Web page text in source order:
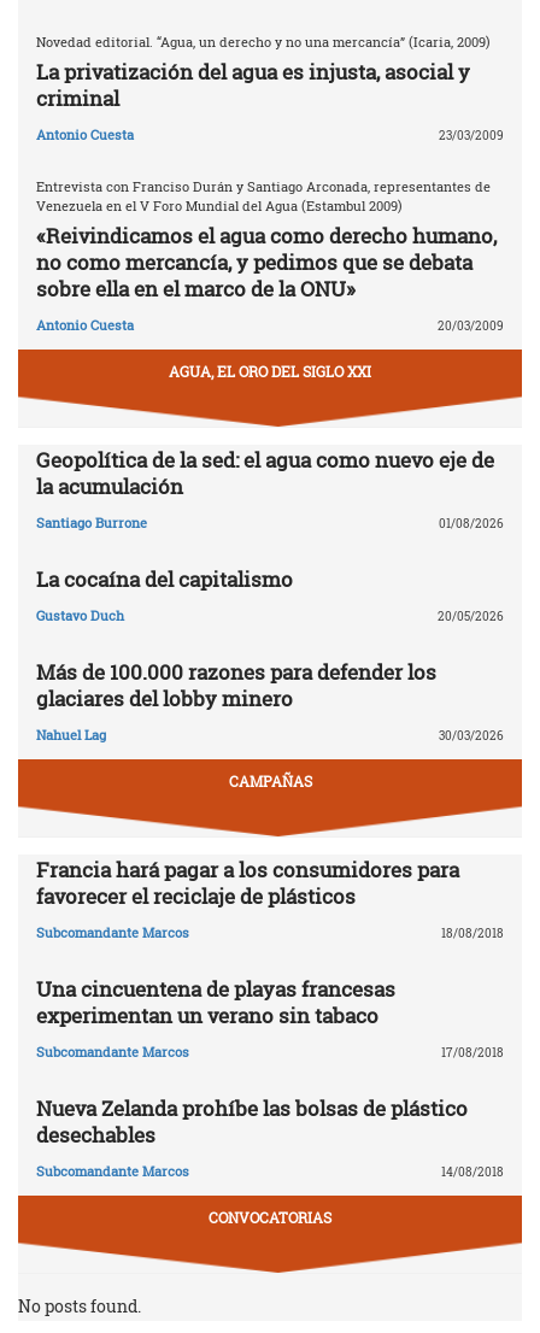
Novedad editorial. “Agua, un derecho y no una mercancía” (Icaria, 2009)
La privatización del agua es injusta, asocial y
criminal
Antonio Cuesta 23/03/2009
Entrevista con Franciso Durán y Santiago Arconada, representantes de
Venezuela en el V Foro Mundial del Agua (Estambul 2009)
«Reivindicamos el agua como derecho humano,
no como mercancía, y pedimos que se debata
sobre ella en el marco de la ONU»
Antonio Cuesta 20/03/2009
AGUA, EL ORO DEL SIGLO XXI
Geopolítica de la sed: el agua como nuevo eje de
la acumulación
Santiago Burrone 01/08/2026
La cocaína del capitalismo
Gustavo Duch 20/05/2026
Más de 100.000 razones para defender los
glaciares del lobby minero
Nahuel Lag 30/03/2026
CAMPAÑAS
Francia hará pagar a los consumidores para
favorecer el reciclaje de plásticos
Subcomandante Marcos 18/08/2018
Una cincuentena de playas francesas
experimentan un verano sin tabaco
Subcomandante Marcos 17/08/2018
Nueva Zelanda prohíbe las bolsas de plástico
desechables
Subcomandante Marcos 14/08/2018
CONVOCATORIAS
No posts found.